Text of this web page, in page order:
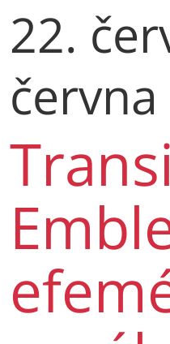
22.